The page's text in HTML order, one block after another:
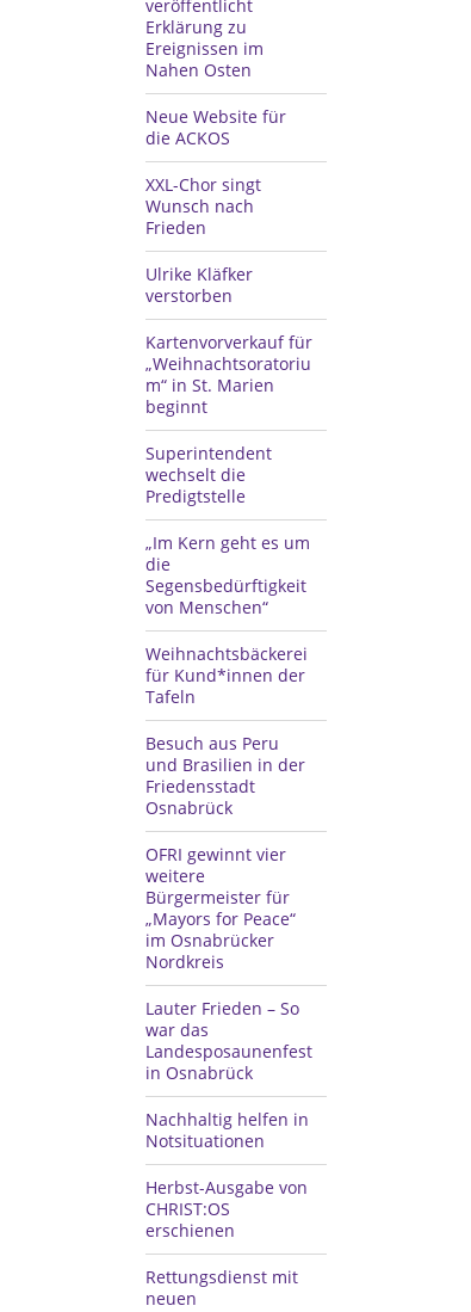
veröffentlicht
Erklärung zu
Ereignissen im
Nahen Osten
Neue Website für
die ACKOS
XXL-Chor singt
Wunsch nach
Frieden
Ulrike Kläfker
verstorben
Kartenvorverkauf für
„Weihnachtsoratoriu
m“ in St. Marien
beginnt
Superintendent
wechselt die
Predigtstelle
„Im Kern geht es um
die
Segensbedürftigkeit
von Menschen“
Weihnachtsbäckerei
für Kund*innen der
Tafeln
Besuch aus Peru
und Brasilien in der
Friedensstadt
Osnabrück
OFRI gewinnt vier
weitere
Bürgermeister für
„Mayors for Peace“
im Osnabrücker
Nordkreis
Lauter Frieden – So
war das
Landesposaunenfest
in Osnabrück
Nachhaltig helfen in
Notsituationen
Herbst-Ausgabe von
CHRIST:OS
erschienen
Rettungsdienst mit
neuen